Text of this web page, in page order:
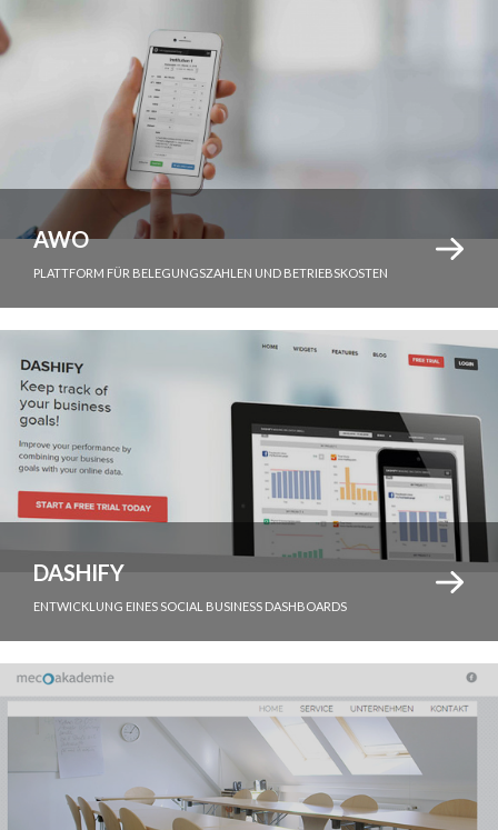
AWO
PLATTFORM FÜR BELEGUNGSZAHLEN UND BETRIEBSKOSTEN
DASHIFY
ENTWICKLUNG EINES SOCIAL BUSINESS DASHBOARDS